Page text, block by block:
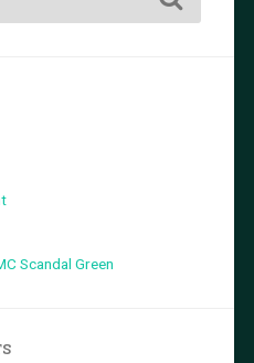
Scandal Green